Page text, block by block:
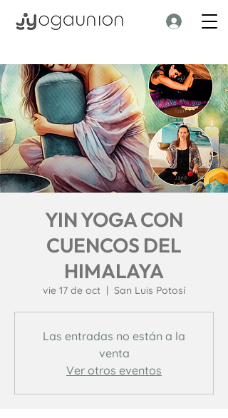
YIN YOGA CON
CUENCOS DEL
HIMALAYA
vie 17 de oct
  |
San Luis Potosí
Las entradas no están a la
venta
Ver otros eventos